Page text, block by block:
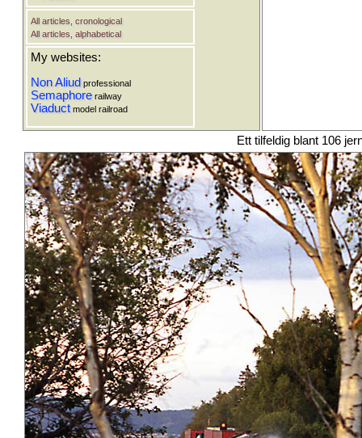
All articles, cronological
All articles, alphabetical
My websites:
Non Aliud professional
Semaphore railway
Viaduct model railroad
Ett tilfeldig blant 106